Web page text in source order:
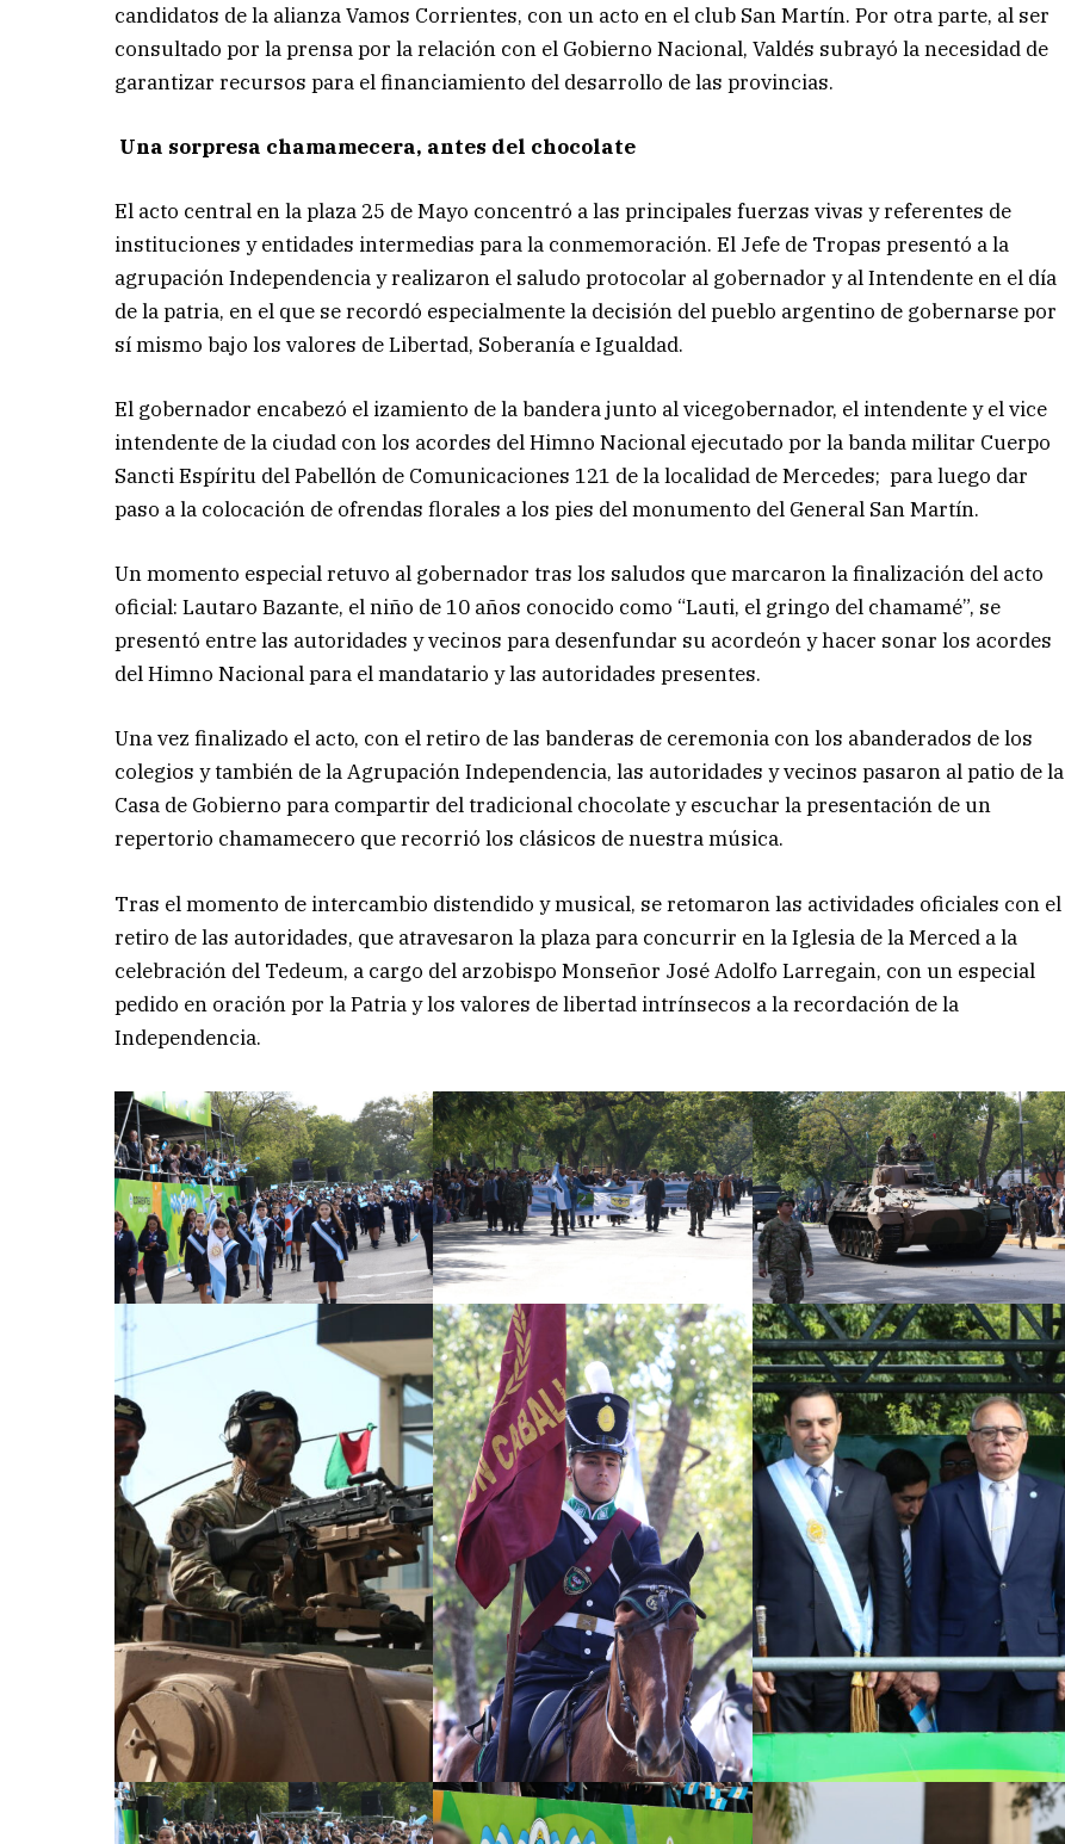
candidatos de la alianza Vamos Corrientes, con un acto en el club San Martín. Por otra parte, al ser
consultado por la prensa por la relación con el Gobierno Nacional, Valdés subrayó la necesidad de
garantizar recursos para el financiamiento del desarrollo de las provincias.
Una sorpresa chamamecera, antes del chocolate
El acto central en la plaza 25 de Mayo concentró a las principales fuerzas vivas y referentes de
instituciones y entidades intermedias para la conmemoración. El Jefe de Tropas presentó a la
agrupación Independencia y realizaron el saludo protocolar al gobernador y al Intendente en el día
de la patria, en el que se recordó especialmente la decisión del pueblo argentino de gobernarse por
sí mismo bajo los valores de Libertad, Soberanía e Igualdad.
El gobernador encabezó el izamiento de la bandera junto al vicegobernador, el intendente y el vice
intendente de la ciudad con los acordes del Himno Nacional ejecutado por la banda militar Cuerpo
Sancti Espíritu del Pabellón de Comunicaciones 121 de la localidad de Mercedes; para luego dar
paso a la colocación de ofrendas florales a los pies del monumento del General San Martín.
Un momento especial retuvo al gobernador tras los saludos que marcaron la finalización del acto
oficial: Lautaro Bazante, el niño de 10 años conocido como “Lauti, el gringo del chamamé”, se
presentó entre las autoridades y vecinos para desenfundar su acordeón y hacer sonar los acordes
del Himno Nacional para el mandatario y las autoridades presentes.
Una vez finalizado el acto, con el retiro de las banderas de ceremonia con los abanderados de los
colegios y también de la Agrupación Independencia, las autoridades y vecinos pasaron al patio de la
Casa de Gobierno para compartir del tradicional chocolate y escuchar la presentación de un
repertorio chamamecero que recorrió los clásicos de nuestra música.
Tras el momento de intercambio distendido y musical, se retomaron las actividades oficiales con el
retiro de las autoridades, que atravesaron la plaza para concurrir en la Iglesia de la Merced a la
celebración del Tedeum, a cargo del arzobispo Monseñor José Adolfo Larregain, con un especial
pedido en oración por la Patria y los valores de libertad intrínsecos a la recordación de la
Independencia.